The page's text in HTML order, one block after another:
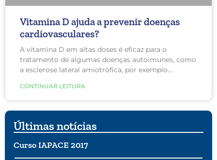
Vitamina D ajuda a prevenir doenças
cardiovasculares?
A vitamina D em altas doses é eficaz para o
tratamento de algumas doenças autoimunes, como
a esclerose lateral amiotrófica, por exemplo.
cardiovasculares?
CONTINUAR LEITURA
Últimas notícias
Curso IAPACE 2017